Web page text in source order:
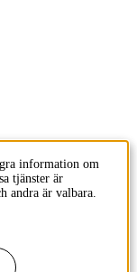
information om
tjänster är
andra är valbara.